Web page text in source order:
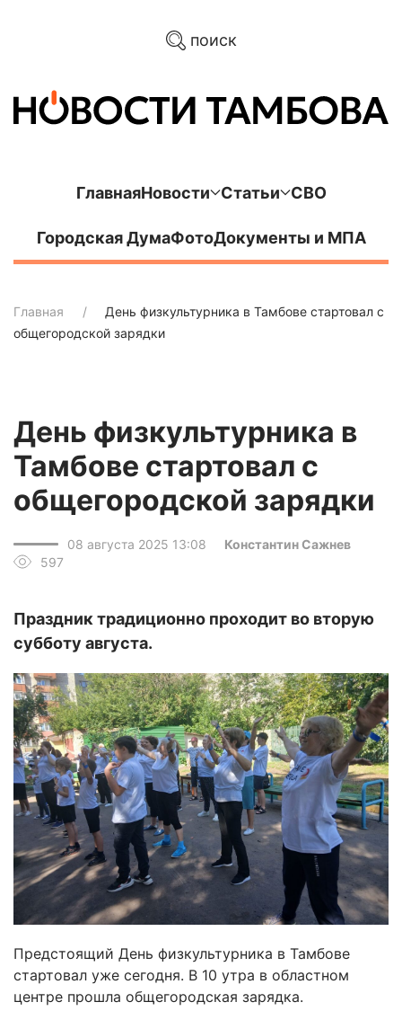
поиск
ГлавнаяНовости Статьи СВО
Городская ДумаФотоДокументы и МПА
Главная
День физкультурника в Тамбове стартовал с
общегородской зарядки
День физкультурника в
Тамбове стартовал с
общегородской зарядки
08 августа 2025 13:08
Константин Сажнев
597
Праздник традиционно проходит во вторую
субботу августа.
Предстоящий День физкультурника в Тамбове
стартовал уже сегодня. В 10 утра в областном
центре прошла общегородская зарядка.